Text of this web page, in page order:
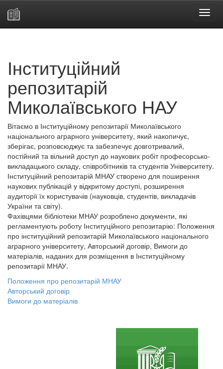
Інституційний
репозитарій
Миколаївського НАУ
Вітаємо в Інституційному репозитарії Миколаївського
національного аграрного університету, який накопичує,
зберігає, розповсюджує та забезпечує довготривалий,
постійний та вільний доступ до наукових робіт професорсько-
викладацького складу, співробітників та студентів Університету.
Інституційний репозитарій МНАУ створено для поширення
наукових публікацій у відкритому доступі, розширення
аудиторії їх користувачів (науковців, студентів, викладачів
України та світу).
Фахівцями бібліотеки МНАУ розроблено документи, які
регламентують роботу Інституційного репозитарію: Положення
про інституційний репозитарій Миколаївського національного
аграрного університету, Авторський договір, Вимоги до
матеріалів, наданих для розміщення в Інституційному
репозитарії МНАУ.
Положення про репозитарій МНАУ
Авторський договір
Вимоги до матеріалів